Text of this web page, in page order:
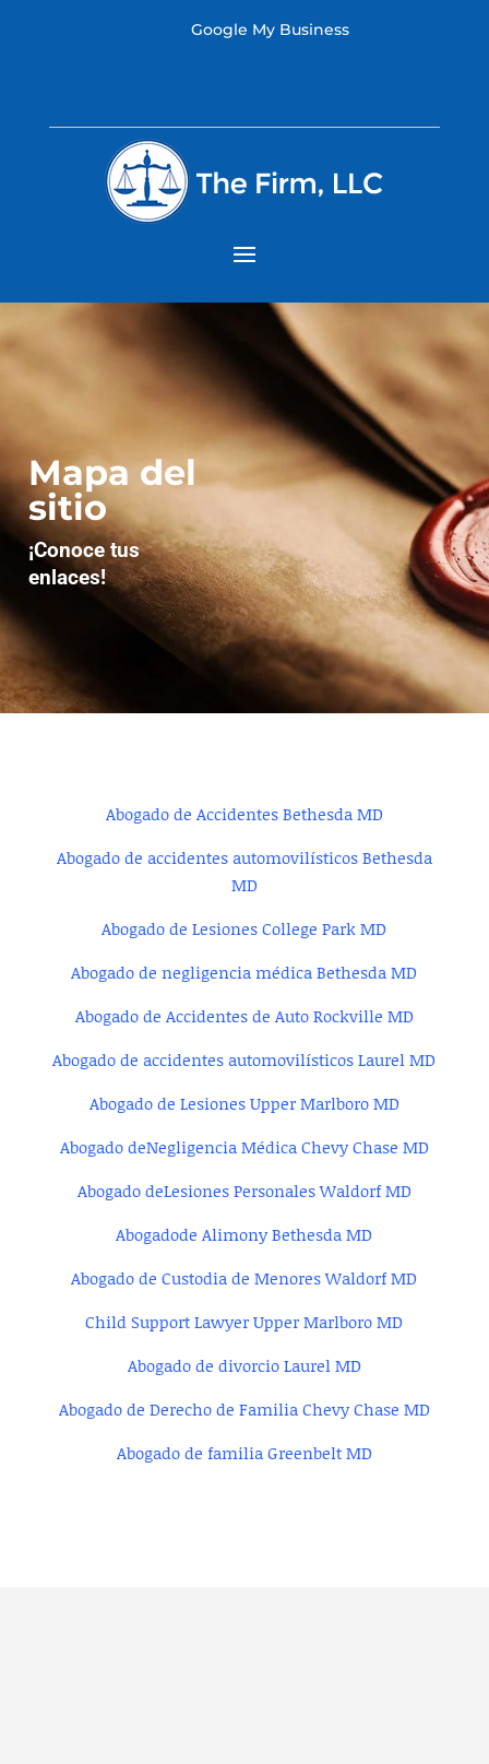
Google My Business
Mapa del
sitio
¡Conoce tus
enlaces!
Abogado de Accidentes Bethesda MD
Abogado de accidentes automovilísticos Bethesda
MD
Abogado de Lesiones College Park MD
Abogado de negligencia médica Bethesda MD
Abogado de Accidentes de Auto Rockville MD
Abogado de accidentes automovilísticos Laurel MD
Abogado de Lesiones Upper Marlboro MD
Abogado deNegligencia Médica Chevy Chase MD
Abogado deLesiones Personales Waldorf MD
Abogadode Alimony Bethesda MD
Abogado de Custodia de Menores Waldorf MD
Child Support Lawyer Upper Marlboro MD
Abogado de divorcio Laurel MD
Abogado de Derecho de Familia Chevy Chase MD
Abogado de familia Greenbelt MD